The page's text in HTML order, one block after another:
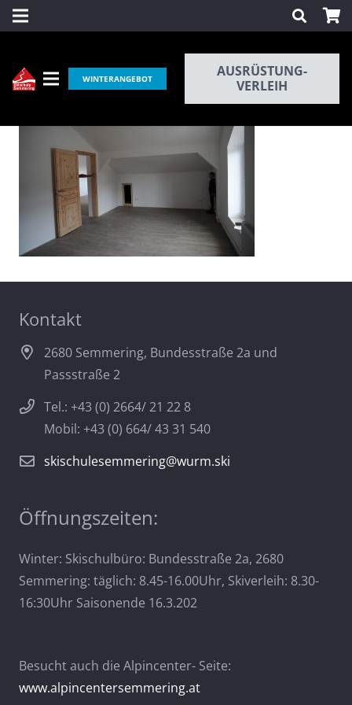
WINTERANGEBOT
AUSRÜSTUNG-
VERLEIH
Kontakt
2680 Semmering, Bundesstraße 2a und
Passstraße 2
Tel.: +43 (0) 2664/ 21 22 8
Mobil: +43 (0) 664/ 43 31 540
skischulesemmering@wurm.ski
Öffnungszeiten:
Winter: Skischulbüro: Bundesstraße 2a, 2680
Semmering: täglich: 8.45-16.00Uhr, Skiverleih: 8.30-
16:30Uhr Saisonende 16.3.202
Besucht auch die Alpincenter- Seite:
www.alpincentersemmering.at